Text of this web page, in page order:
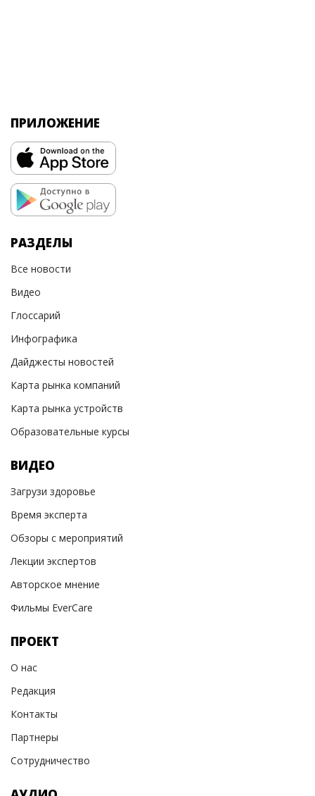
ПРИЛОЖЕНИЕ
РАЗДЕЛЫ
Все новости
Видео
Глоссарий
Инфографика
Дайджесты новостей
Карта рынка компаний
Карта рынка устройств
Образовательные курсы
ВИДЕО
Загрузи здоровье
Время эксперта
Обзоры с мероприятий
Лекции экспертов
Авторское мнение
Фильмы EverCare
ПРОЕКТ
О нас
Редакция
Контакты
Партнеры
Сотрудничество